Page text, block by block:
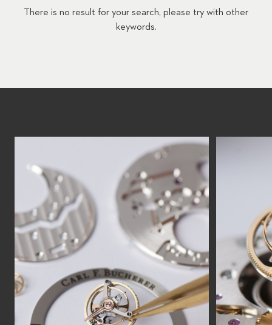
There is no result for your search, please try with other
keywords.